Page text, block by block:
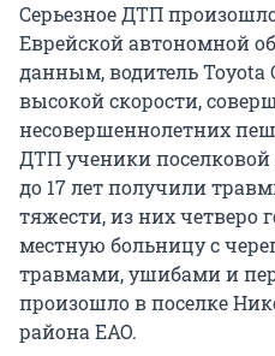
Серьезное ДТП
Еврейской автономной
данным, водитель Toyota
высокой скорости,
несовершеннолетних
ДТП ученики поселковой
до 17 лет получили
тяжести, из них четверо
местную больницу с
травмами, ушибами и
произошло в поселке
района ЕАО.